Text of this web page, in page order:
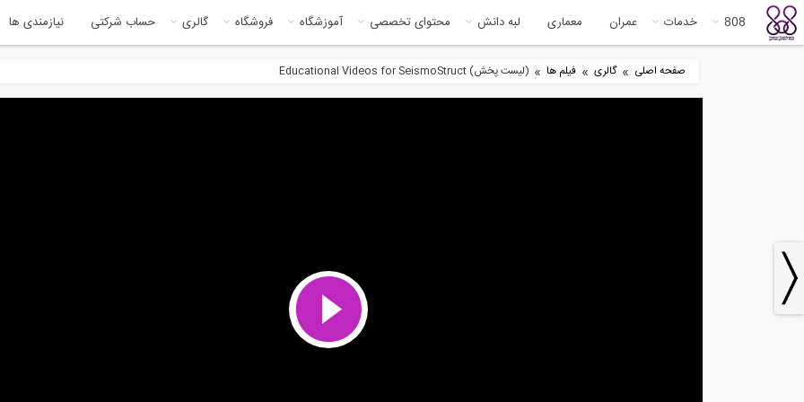
808 خدمات عمران معماری لبه دانش محتوای تخصصی آموزشگاه فروشگاه گالری حساب شرکتی نیازمندی ها
صفحه اصلی » گالری » فیلم ها » (لیست پخش) Educational Videos for SeismoStruct